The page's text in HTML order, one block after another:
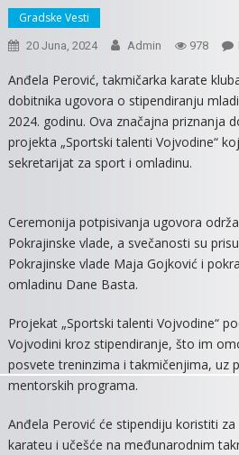
Gradske Vesti
20 Juna, 2024 Admin 978
Anđela Perović, takmičarka karate
dobitnika ugovora o stipendiranju
2024. godinu. Ova značajna priznanja
projekta „Sportski talenti Vojvodine“
sekretarijat za sport i omladinu.
Ceremonija potpisivanja ugovora
Pokrajinske vlade, a svečanosti su
Pokrajinske vlade Maja Gojković i
omladinu Dane Basta.
Projekat „Sportski talenti Vojvodine“
Vojvodini kroz stipendiranje, što im
posvete treninzima i takmičenjima, uz
mentorskih programa.
Anđela Perović će stipendiju koristiti
karateu i učešće na međunarodnim